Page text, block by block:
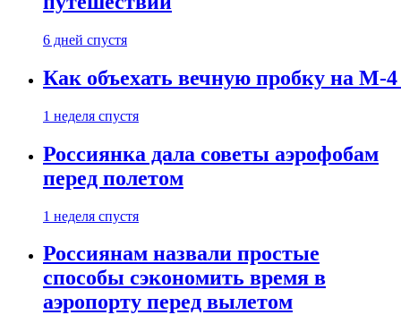
6 дней спустя
Как объехать вечную пробку на М-
1 неделя спустя
Россиянка дала советы аэрофобам
перед полетом
1 неделя спустя
Россиянам назвали простые
способы сэкономить время в
аэропорту перед вылетом